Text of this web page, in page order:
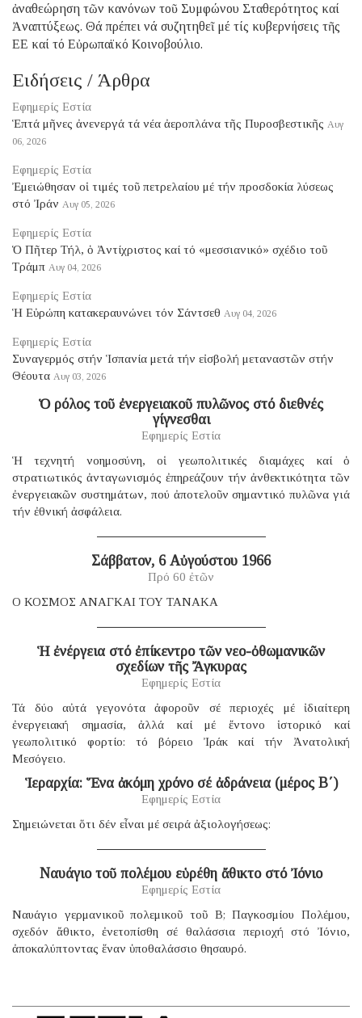
ἀναθεώρηση τῶν κανόνων τοῦ Συμφώνου Σταθερότητος καί
Ἀναπτύξεως. Θά πρέπει νά συζητηθεῖ μέ τίς κυβερνήσεις τῆς
ΕΕ καί τό Εὐρωπαϊκό Κοινοβούλιο.
Ειδήσεις / Άρθρα
Εφημερίς Εστία
Ἑπτά μῆνες ἀνενεργά τά νέα ἀεροπλάνα τῆς Πυροσβεστικῆς Αυγ
06, 2026
Εφημερίς Εστία
Ἐμειώθησαν οἱ τιμές τοῦ πετρελαίου μέ τήν προσδοκία λύσεως
στό Ἰράν Αυγ 05, 2026
Εφημερίς Εστία
Ὁ Πῆτερ Τήλ, ὁ Ἀντίχριστος καί τό «μεσσιανικό» σχέδιο τοῦ
Τράμπ Αυγ 04, 2026
Εφημερίς Εστία
Ἡ Εὐρώπη κατακεραυνώνει τόν Σάντσεθ Αυγ 04, 2026
Εφημερίς Εστία
Συναγερμός στήν Ἱσπανία μετά τήν εἰσβολή μεταναστῶν στήν
Θέουτα Αυγ 03, 2026
Ὁ ρόλος τοῦ ἐνεργειακοῦ πυλῶνος στό διεθνές
γίγνεσθαι
Εφημερίς Εστία
Ἡ τεχνητή νοημοσύνη, οἱ γεωπολιτικές διαμάχες καί ὁ
στρατιωτικός ἀνταγωνισμός ἐπηρεάζουν τήν ἀνθεκτικότητα τῶν
ἐνεργειακῶν συστημάτων, πού ἀποτελοῦν σημαντικό πυλῶνα γιά
τήν ἐθνική ἀσφάλεια.
Σάββατον, 6 Αὐγούστου 1966
Πρό 60 ἐτῶν
Ο ΚΟΣΜΟΣ ΑΝΑΓΚΑΙ ΤΟΥ ΤΑΝΑΚΑ
Ἡ ἐνέργεια στό ἐπίκεντρο τῶν νεο-ὀθωμανικῶν
σχεδίων τῆς Ἄγκυρας
Εφημερίς Εστία
Τά δύο αὐτά γεγονότα ἀφοροῦν σέ περιοχές μέ ἰδιαίτερη
ἐνεργειακή σημασία, ἀλλά καί μέ ἔντονο ἱστορικό καί
γεωπολιτικό φορτίο: τό βόρειο Ἰράκ καί τήν Ἀνατολική
Μεσόγειο.
Ἱεραρχία: Ἕνα ἀκόμη χρόνο σέ ἀδράνεια (μέρος B΄)
Εφημερίς Εστία
Σημειώνεται ὅτι δέν εἶναι μέ σειρά ἀξιολογήσεως:
Ναυάγιο τοῦ πολέμου εὑρέθη ἄθικτο στό Ἰόνιο
Εφημερίς Εστία
Ναυάγιο γερμανικοῦ πολεμικοῦ τοῦ B; Παγκοσμίου Πολέμου,
σχεδόν ἄθικτο, ἐνετοπίσθη σέ θαλάσσια περιοχή στό Ἰόνιο,
ἀποκαλύπτοντας ἕναν ὑποθαλάσσιο θησαυρό.